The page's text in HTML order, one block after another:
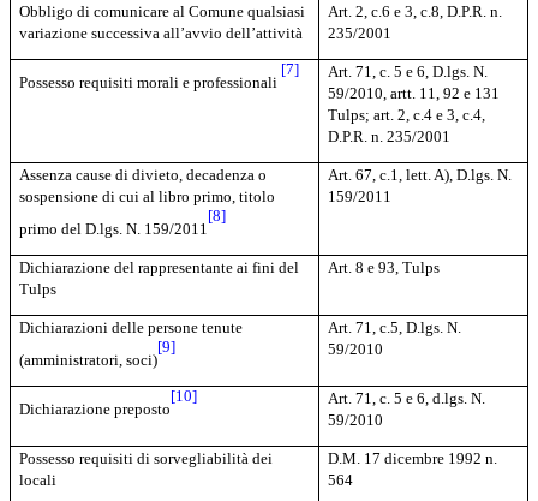
Obbligo di comunicare al Comune qualsiasi
variazione successiva all’avvio dell’attività
Art. 2, c.6 e 3, c.8, D.P.R. n.
235/2001
Possesso requisiti morali e professionali
[7] Art. 71, c. 5 e 6, D.lgs. N.
59/2010, artt. 11, 92 e 131
Tulps; art. 2, c.4 e 3, c.4,
D.P.R. n. 235/2001
Assenza cause di divieto, decadenza o
sospensione di cui al libro primo, titolo
primo del D.lgs. N. 159/2011
[8]
Art. 67, c.1, lett. A), D.lgs. N.
159/2011
Dichiarazione del rappresentante ai fini del
Tulps
Art. 8 e 93, Tulps
Dichiarazioni delle persone tenute
(amministratori, soci)
[9]
Art. 71, c.5, D.lgs. N.
59/2010
Dichiarazione preposto
[10]
Art. 71, c. 5 e 6, d.lgs. N.
59/2010
Possesso requisiti di sorvegliabilità dei
locali
D.M. 17 dicembre 1992 n.
564